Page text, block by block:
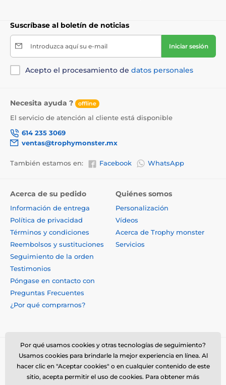
Suscríbase al boletín de noticias
Introduzca aquí su e-mail Iniciar sesión
Acepto el procesamiento de datos personales
Necesita ayuda ? offline
El servicio de atención al cliente está disponible
614 235 3069
ventas@trophymonster.mx
También estamos en: Facebook WhatsApp
Acerca de su pedido
Información de entrega
Política de privacidad
Términos y condiciones
Reembolsos y sustituciones
Seguimiento de la orden
Testimonios
Póngase en contacto con
Preguntas Frecuentes
¿Por qué comprarnos?
Quiénes somos
Personalización
Vídeos
Acerca de Trophy monster
Servicios
Por qué usamos cookies y otras tecnologías de seguimiento?
Usamos cookies para brindarle la mejor experiencia en línea. Al
hacer clic en "Aceptar cookies" o en cualquier contenido de este
sitio, acepta permitir el uso de cookies. Para obtener más